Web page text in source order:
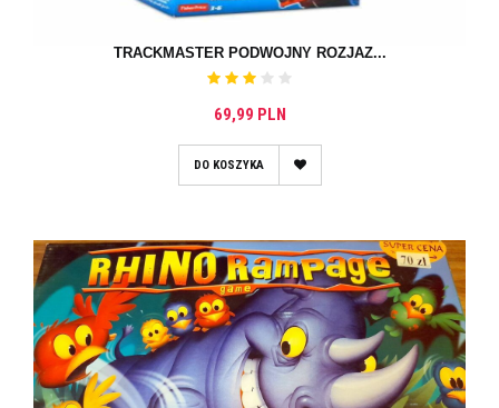
TRACKMASTER PODWÓJNY ROZJAZ...
69,99 PLN
DO KOSZYKA